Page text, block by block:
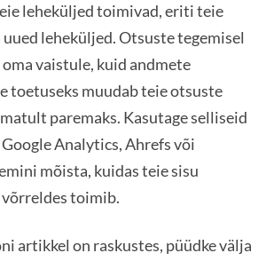
leheküljed toimivad, eriti teie
leheküljed. Otsuste tegemisel
vaistule, kuid andmete
toetuseks muudab teie otsuste
paremaks. Kasutage selliseid
Analytics, Ahrefs või
mõista, kuidas teie sisu
toimib.
artikkel on raskustes, püüdke välja